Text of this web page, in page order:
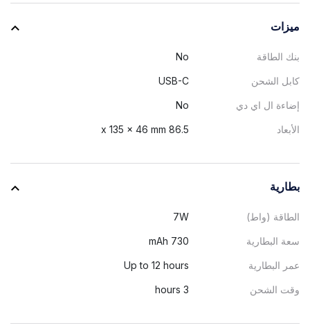
ميزات
بنك الطاقة No
كابل الشحن USB-C
إضاءة ال اي دي No
الأبعاد 86.5 x 135 x 46 mm
بطارية
الطاقة (واط) 7W
سعة البطارية 730 mAh
عمر البطارية Up to 12 hours
وقت الشحن 3 hours